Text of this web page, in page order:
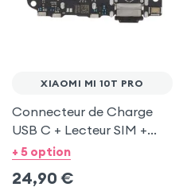
XIAOMI MI 10T PRO
Connecteur de Charge
USB C + Lecteur SIM +
Micro pour Xiaomi Mi 10T
+ 5 option
24,90 €